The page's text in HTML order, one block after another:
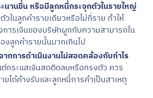
นานขึ้น หรือมีลูกหนี้กระจุกตัวในรายใหญ่
ในลูกค้ารายเดียวหรือไม่กี่ราย ทำให้
การเงินของบริษัทผูกกับความสามารถใน
งลูกค้ารายนั้นมากเกินไป
กการดำเนินงานไม่สอดคล้องกับกำไร
ต่กระแสเงินสดติดลบหรือทรงตัว ควร
ได้ค้างรับและลูกหนี้การค้าเป็นสาเหตุ